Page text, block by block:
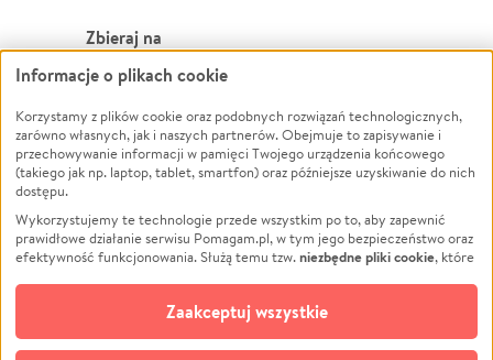
Zbieraj na
Leczenie
Zwierzęta
Pożar
Ukraina
Pomoc Finansowa
Projekty
Pogrzeb
Społeczność lokalna
Kultura
Powódź
Wichura
NGO
Edukacja
Podróż
Impreza
Ochrona środowiska
Biznes
Informacje o plikach cookie
Korzystamy z plików cookie oraz podobnych rozwiązań technologicznych,
zarówno własnych, jak i naszych partnerów. Obejmuje to zapisywanie i
przechowywanie informacji w pamięci Twojego urządzenia końcowego
(takiego jak np. laptop, tablet, smartfon) oraz późniejsze uzyskiwanie do nich
dostępu.
Wykorzystujemy te technologie przede wszystkim po to, aby zapewnić
prawidłowe działanie serwisu Pomagam.pl, w tym jego bezpieczeństwo oraz
efektywność funkcjonowania. Służą temu tzw.niezbędne pliki cookie, które
opcjonalnych plików cookie
technologii do celów analitycznych i retargetingowych. Możesz wyrazić
zgodę na ich stosowanie lub jej odmówić. W dowolnym momencie masz
Zaakceptuj wszystkie